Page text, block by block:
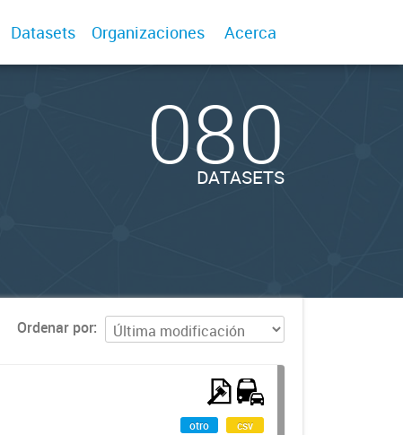
Datasets Organizaciones Acerca
080
DATASETS
Ordenar por
otro csv